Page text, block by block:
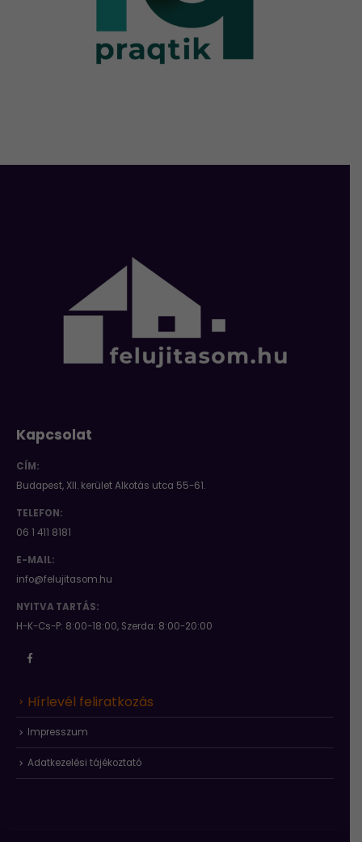
Kapcsolat
CÍM:
Budapest, XII. kerület Alkotás utca 55-61.
TELEFON:
06 1 411 8181
E-MAIL:
info@felujitasom.hu
NYITVA TARTÁS:
H-K-Cs-P: 8:00-18:00, Szerda: 8:00-20:00
Hírlevél feliratkozás
Impresszum
Adatkezelési tájékoztató